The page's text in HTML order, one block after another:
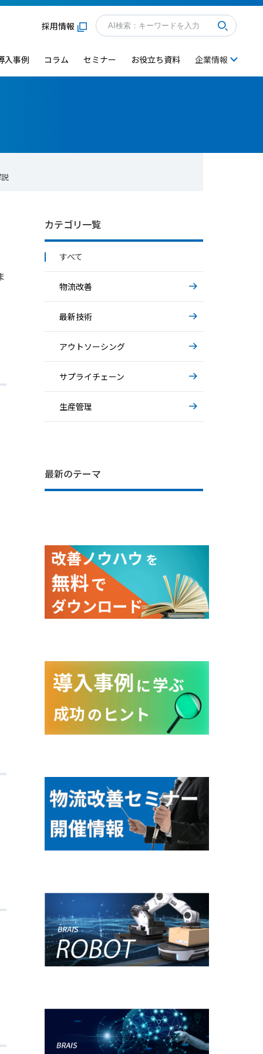
採用情報
入事例 コラム セミナー お役立ち資料 企業情報
カテゴリ一覧
すべて
物流改善
最新技術
アウトソーシング
サプライチェーン
生産管理
最新のテーマ
IT部門の困りごと… システム運用の
裏側
基礎から解説～AIエージェント～
基礎から解説～物流アウトソーシング
～